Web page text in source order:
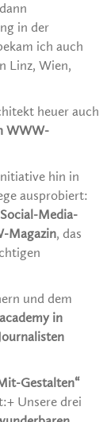
in der
ich auch
Linz, Wien,
heuer auch
WWW-
hin in
ausprobiert:
Social-Media-
Magazin, das
und dem
in
Gestalten“
Unsere drei